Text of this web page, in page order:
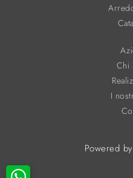
Chi
I
Powered by